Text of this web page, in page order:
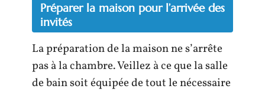
Préparer la maison pour l’arrivée des
invités
La préparation de la maison ne s’arrête
pas à la chambre. Veillez à ce que la salle
de bain soit équipée de tout le nécessaire